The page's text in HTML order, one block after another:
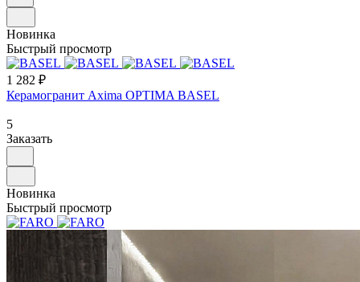
Новинка
Быстрый просмотр
1 282 ₽
Керамогранит Axima OPTIMA BASEL
5
Заказать
Новинка
Быстрый просмотр